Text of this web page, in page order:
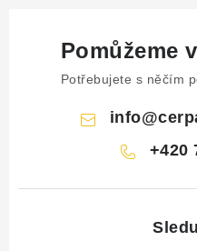
Pomůžeme
Potřebujete s něčím
info@
+420